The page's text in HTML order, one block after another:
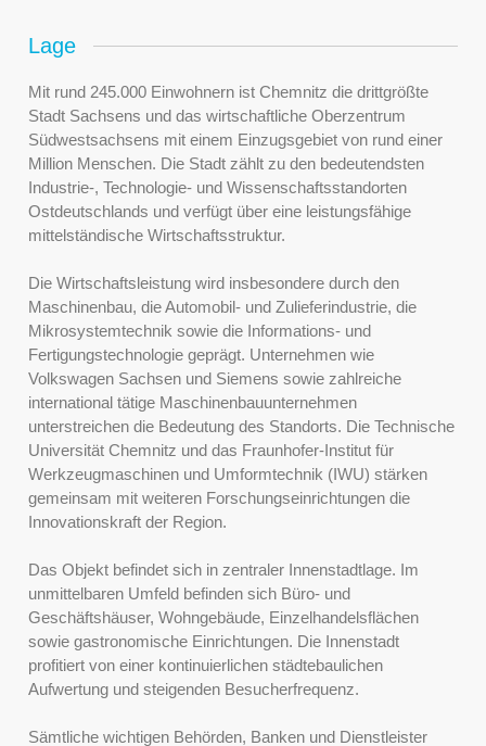
Lage
Mit rund 245.000 Einwohnern ist Chemnitz die drittgrößte
Stadt Sachsens und das wirtschaftliche Oberzentrum
Südwestsachsens mit einem Einzugsgebiet von rund einer
Million Menschen. Die Stadt zählt zu den bedeutendsten
Industrie-, Technologie- und Wissenschaftsstandorten
Ostdeutschlands und verfügt über eine leistungsfähige
mittelständische Wirtschaftsstruktur.
Die Wirtschaftsleistung wird insbesondere durch den
Maschinenbau, die Automobil- und Zulieferindustrie, die
Mikrosystemtechnik sowie die Informations- und
Fertigungstechnologie geprägt. Unternehmen wie
Volkswagen Sachsen und Siemens sowie zahlreiche
international tätige Maschinenbauunternehmen
unterstreichen die Bedeutung des Standorts. Die Technische
Universität Chemnitz und das Fraunhofer-Institut für
Werkzeugmaschinen und Umformtechnik (IWU) stärken
gemeinsam mit weiteren Forschungseinrichtungen die
Innovationskraft der Region.
Das Objekt befindet sich in zentraler Innenstadtlage. Im
unmittelbaren Umfeld befinden sich Büro- und
Geschäftshäuser, Wohngebäude, Einzelhandelsflächen
sowie gastronomische Einrichtungen. Die Innenstadt
profitiert von einer kontinuierlichen städtebaulichen
Aufwertung und steigenden Besucherfrequenz.
Sämtliche wichtigen Behörden, Banken und Dienstleister